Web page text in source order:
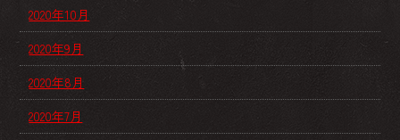
2020年10月
2020年9月
2020年8月
2020年7月